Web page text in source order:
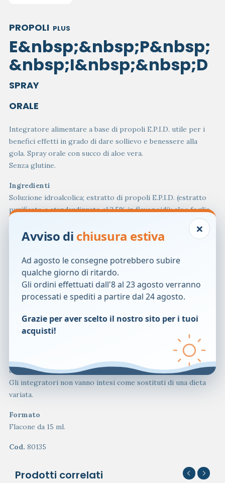
PROPOLI PLUS
E&nbsp;&nbsp;P&nbsp;
&nbsp;I&nbsp;&nbsp;D
SPRAY
ORALE
Integratore alimentare a base di propoli E.P.I.D. utile per i
benefici effetti in grado di dare sollievo e benessere alla
gola. Spray orale con succo di aloe vera.
Senza glutine.
Ingredienti
Soluzione idroalcolica; estratto di propoli E.P.I.D. (estratto
purificato e standardizzato al 2,5% in flavonoidi); aloe foglie
Otto nebulizzazioni apportano 82,4 &micro;l di propoli
Modalit&agrave; d’uso
Mantenendo l’erogatore a 2 cm circa dal cavo orale, premere
la capsula erogatrice 1-2 volte, per 3-4 volte al giorno.
Per donne in gravidanza o in allattamento e bambini si
raccomanda di sentire il parere del medico.
Tenere fuori dalla portata dei bambini al di sotto dei tre anni
di et&agrave;.
Gli integratori non vanno intesi come sostituti di una dieta
variata.
Formato
Flacone da 15 ml.
Cod. 80135
Prodotti correlati
×
Avviso di chiusura estiva
Ad agosto le consegne potrebbero subire
qualche giorno di ritardo.
Gli ordini effettuati dall'8 al 23 agosto verranno
processati e spediti a partire dal 24 agosto.
Grazie per aver scelto il nostro sito per i tuoi
acquisti!